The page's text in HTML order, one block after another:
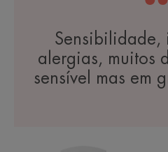
Sensibilidade,
alergias, muitos
sensível mas em